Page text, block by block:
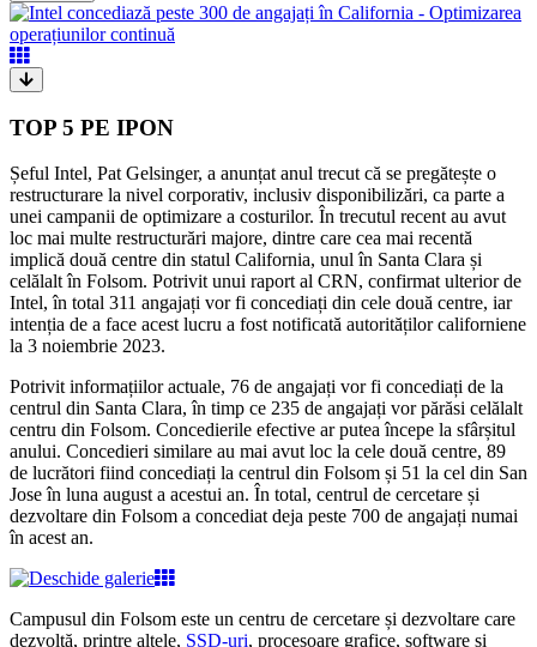
TOP 5 PE IPON
Șeful Intel, Pat Gelsinger, a anunțat anul trecut că se pregătește o
restructurare la nivel corporativ, inclusiv disponibilizări, ca parte a
unei campanii de optimizare a costurilor. În trecutul recent au avut
loc mai multe restructurări majore, dintre care cea mai recentă
implică două centre din statul California, unul în Santa Clara și
celălalt în Folsom. Potrivit unui raport al CRN, confirmat ulterior de
Intel, în total 311 angajați vor fi concediați din cele două centre, iar
intenția de a face acest lucru a fost notificată autorităților californiene
la 3 noiembrie 2023.
Potrivit informațiilor actuale, 76 de angajați vor fi concediați de la
centrul din Santa Clara, în timp ce 235 de angajați vor părăsi celălalt
centru din Folsom. Concedierile efective ar putea începe la sfârșitul
anului. Concedieri similare au mai avut loc la cele două centre, 89
de lucrători fiind concediați la centrul din Folsom și 51 la cel din San
Jose în luna august a acestui an. În total, centrul de cercetare și
dezvoltare din Folsom a concediat deja peste 700 de angajați numai
în acest an.
Campusul din Folsom este un centru de cercetare și dezvoltare care
dezvoltă, printre altele, SSD-uri, procesoare grafice, software și